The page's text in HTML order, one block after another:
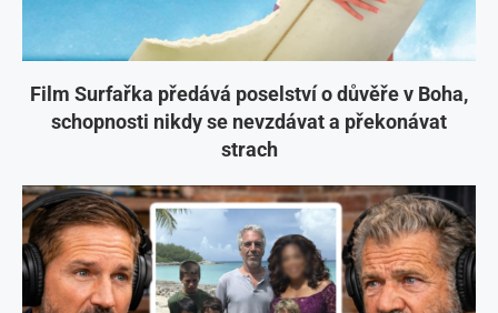
Film Surfařka předává poselství o důvěře v Boha,
schopnosti nikdy se nevzdávat a překonávat
strach